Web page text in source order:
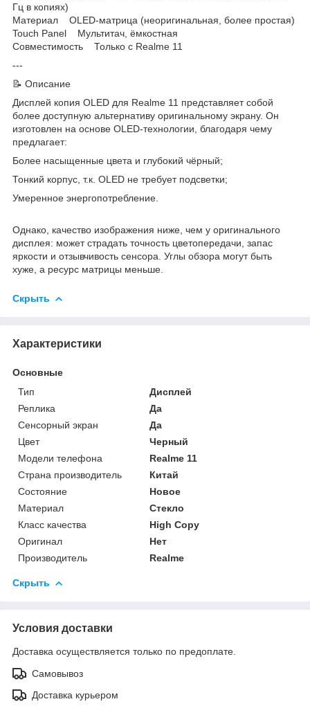
Гц в копиях)
Материал OLED-матрица (неоригинальная, более простая)
Touch Panel Мультитач, ёмкостная
Совместимость Только с Realme 11
---
📝 Описание
Дисплей копия OLED для Realme 11 представляет собой
более доступную альтернативу оригинальному экрану. Он
изготовлен на основе OLED-технологии, благодаря чему
предлагает:
Более насыщенные цвета и глубокий чёрный;
Тонкий корпус, т.к. OLED не требует подсветки;
Умеренное энергопотребление.
Однако, качество изображения ниже, чем у оригинального
дисплея: может страдать точность цветопередачи, запас
яркости и отзывчивость сенсора. Углы обзора могут быть
хуже, а ресурс матрицы меньше.
Скрыть
Характеристики
Основные
Тип
Дисплей
Реплика
Да
Сенсорный экран
Да
Цвет
Черный
Модели телефона
Realme 11
Страна производитель
Китай
Состояние
Новое
Материал
Стекло
Класс качества
High Copy
Оригинал
Нет
Производитель
Realme
Скрыть
Условия доставки
Доставка осуществляется только по предоплате.
Самовывоз
Доставка курьером